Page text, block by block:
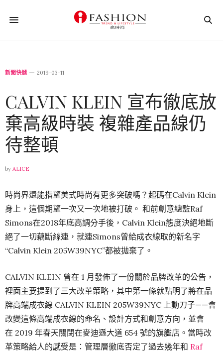
新聞快遞 2019-03-11
CALVIN KLEIN 宣布徹底放
棄高級時裝 複雜產品線仍
待整頓
by ALICE
時尚界還能指望美式時尚有更多突破嗎？起碼在Calvin Klein
身上，這個期望一次又一次地被打破。 和前創意總監Raf
Simons在2018年底高調分手後，Calvin Klein態度決絕地斷
絕了一切藕斷絲連，就連Simons曾給成衣線取的新名字
“Calvin Klein 205W39NYC”都被拋棄了。
CALVIN KLEIN 曾在 1 月發佈了一份關於品牌改革的公告，
裡面主要提到了三大改革策略，其中第一條就點明了將在品
牌高端成衣線 CALVIN KLEIN 205W39NYC 上動刀子——會
改變這條高端成衣線的命名、設計方式和創意方向，並會
在 2019 年春天關閉在麥迪遜大道 654 號的旗艦店。當時改
革策略給人的感受是：管理層徹底否定了過去幾年和 Raf